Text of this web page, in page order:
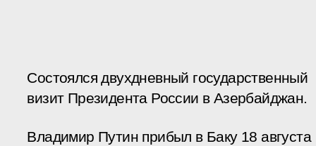
Состоялся двухдневный государственный
визит Президента России в Азербайджан.
Владимир Путин прибыл в Баку 18 августа